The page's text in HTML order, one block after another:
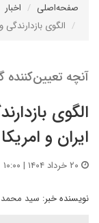
صفحه‌اصلی اخبار
الگوی
آنچه
الگوی
ایران و امریکا
نویسنده خبر: سید